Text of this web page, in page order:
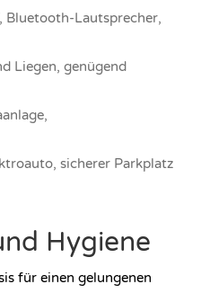
Bluetooth-Lautsprecher,
Liegen, genügend
sicherer Parkplatz
Hygiene
für einen gelungenen